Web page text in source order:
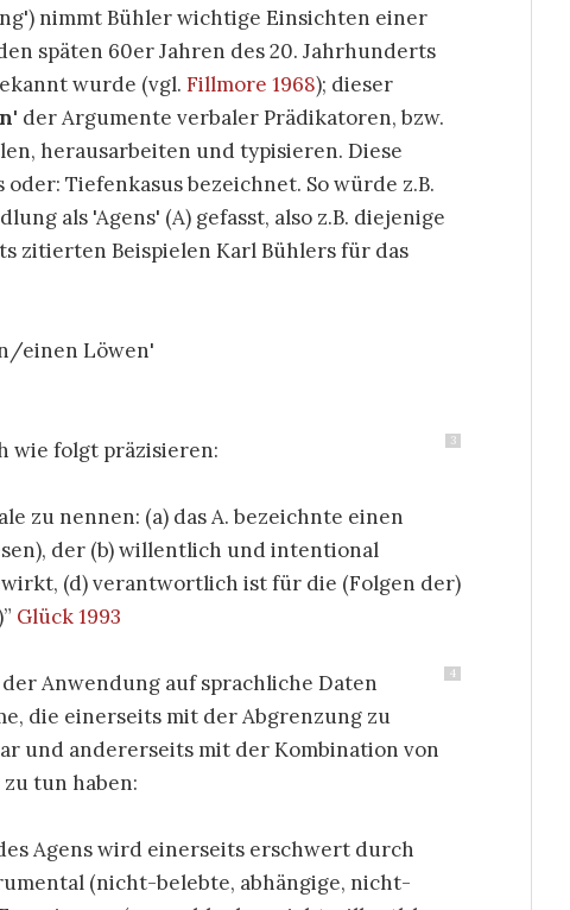
nimmt Bühler wichtige Einsichten einer
späten 60er Jahren des 20. Jahrhunderts
wurde (vgl. Fillmore 1968); dieser
der Argumente verbaler Prädikatoren, bzw.
herausarbeiten und typisieren. Diese
Tiefenkasus bezeichnet. So würde z.B.
als 'Agens' (A) gefasst, also z.B. diejenige
zitierten Beispielen Karl Bühlers für das
einen Löwen'
3
wie folgt präzisieren:
zu nennen: (a) das A. bezeichnte einen
der (b) willentlich und intentional
(d) verantwortlich ist für die (Folgen der)
Glück 1993
4
Anwendung auf sprachliche Daten
die einerseits mit der Abgrenzung zu
und andererseits mit der Kombination von
tun haben:
Agens wird einerseits erschwert durch
(nicht-belebte, abhängige, nicht-